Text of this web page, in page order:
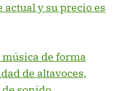
y su precio es
de forma
de altavoces,